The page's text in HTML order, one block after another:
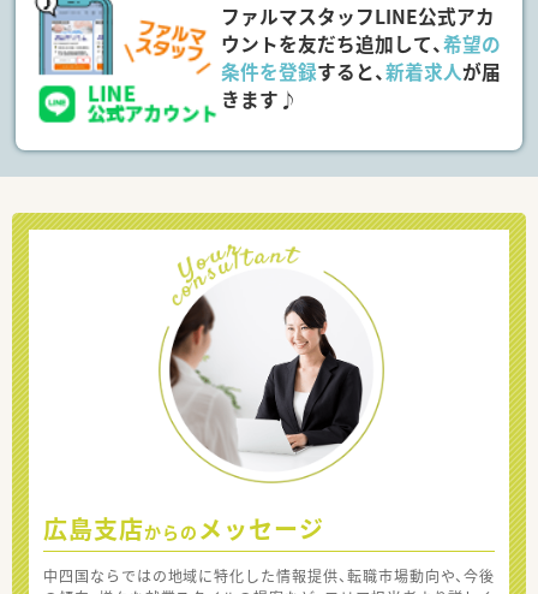
ファルマスタッフLINE公式アカ
ウントを友だち追加して、希望の
条件を登録すると、新着求人が届
きます♪
広島支店からの メッセージ
中四国ならではの地域に特化した情報提供、転職市場動向や、今後